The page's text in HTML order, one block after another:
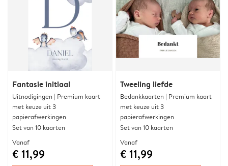
Fantasie initiaal
Uitnodigingen | Premium kaart
met keuze uit 3
papierafwerkingen
Set van 10 kaarten
Vanaf
€ 11,99
Tweeling liefde
Bedankkaarten | Premium kaart
met keuze uit 3
papierafwerkingen
Set van 10 kaarten
Vanaf
€ 11,99